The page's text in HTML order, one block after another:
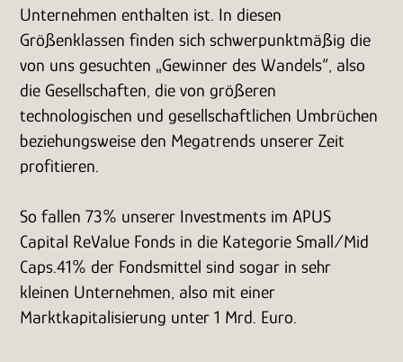
Unternehmen enthalten ist. In diesen
Größenklassen finden sich schwerpunktmäßig die
von uns gesuchten „Gewinner des Wandels“, also
die Gesellschaften, die von größeren
technologischen und gesellschaftlichen Umbrüchen
beziehungsweise den Megatrends unserer Zeit
profitieren.
So fallen 73% unserer Investments im APUS
Capital ReValue Fonds in die Kategorie Small/Mid
Caps.41% der Fondsmittel sind sogar in sehr
kleinen Unternehmen, also mit einer
Marktkapitalisierung unter 1 Mrd. Euro.